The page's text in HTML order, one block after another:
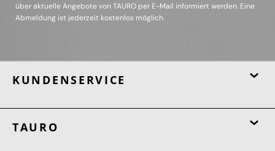
über aktuelle Angebote von TAURO per E-Mail informiert werden. Eine
Abmeldung ist jederzeit kostenlos möglich.
KUNDENSERVICE
TAURO